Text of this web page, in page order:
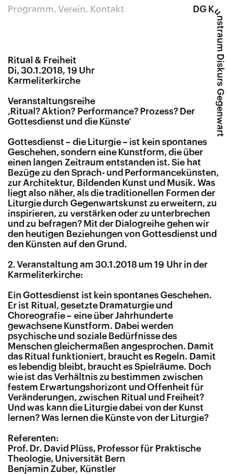
DG Ku
nstraum Diskurs Gegenwart
Programm Verein Kontakt
Ritual & Freiheit
Di, 30.1.2018, 19 Uhr
Karmeliterkirche
Veranstaltungsreihe
‚Ritual? Aktion? Performance? Prozess? Der
Gottesdienst und die Künste‘
Gottesdienst – die Liturgie – ist kein spontanes
Geschehen, sondern eine Kunstform, die über
einen langen Zeitraum entstanden ist. Sie hat
Bezüge zu den Sprach- und Performancekünsten,
zur Architektur, Bildenden Kunst und Musik. Was
liegt also näher, als die traditionellen Formen der
Liturgie durch Gegenwartskunst zu erweitern, zu
inspirieren, zu verstärken oder zu unterbrechen
und zu befragen? Mit der Dialogreihe gehen wir
den heutigen Beziehungen von Gottesdienst und
den Künsten auf den Grund.
2. Veranstaltung am 30.1.2018 um 19 Uhr in der
Karmeliterkirche:
Ein Gottesdienst ist kein spontanes Geschehen.
Er ist Ritual, gesetzte Dramaturgie und
Choreografie – eine über Jahrhunderte
gewachsene Kunstform. Dabei werden
psychische und soziale Bedürfnisse des
Menschen gleichermaßen angesprochen. Damit
das Ritual funktioniert, braucht es Regeln. Damit
es lebendig bleibt, braucht es Spielräume. Doch
wie ist das Verhältnis zu bestimmen zwischen
festem Erwartungshorizont und Offenheit für
Veränderungen, zwischen Ritual und Freiheit?
Und was kann die Liturgie dabei von der Kunst
lernen? Was lernen die Künste von der Liturgie?
Referenten:
Prof. Dr. David Plüss, Professor für Praktische
Theologie, Universität Bern
Benjamin Zuber, Künstler